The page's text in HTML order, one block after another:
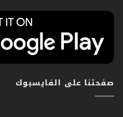
صفحتنا على الفايسبوك